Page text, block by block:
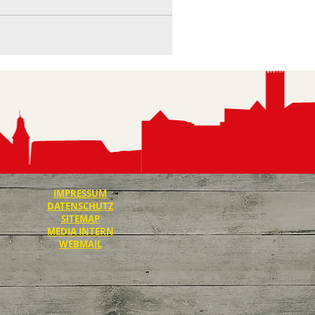
IMPRESSUM
DATENSCHUTZ
SITEMAP
MEDIA INTERN
WEBMAIL